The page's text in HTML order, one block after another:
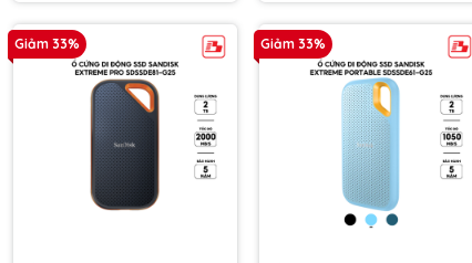
Giảm 33% Giảm 33%